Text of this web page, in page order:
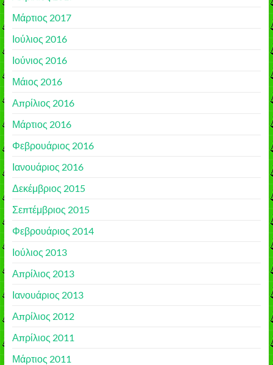
Μάρτιος 2017
Ιούλιος 2016
Ιούνιος 2016
Μάιος 2016
Απρίλιος 2016
Μάρτιος 2016
Φεβρουάριος 2016
Ιανουάριος 2016
Δεκέμβριος 2015
Σεπτέμβριος 2015
Φεβρουάριος 2014
Ιούλιος 2013
Απρίλιος 2013
Ιανουάριος 2013
Απρίλιος 2012
Απρίλιος 2011
Μάρτιος 2011